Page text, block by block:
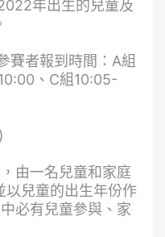
年出生的兒童及
者報到時間：A組
、C組10:05-
由一名兒童和家庭
以兒童的出生年份作
必有兒童參與、家